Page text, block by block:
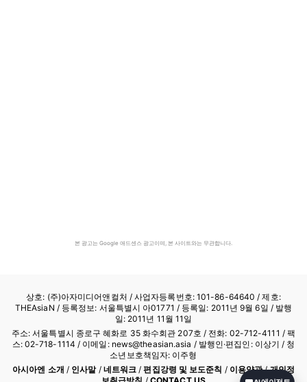
본 광고는 Google 애드센스 광고이며, 본 사이트와는 무관합니다.
상호: (주)아자미디어앤컬처 /사업자등록번호: 101-86-64640 / 제호:
THEAsiaN / 등록정보: 서울특별시 아01771 / 등록일: 2011년 9월 6일 / 발행
일: 2011년 11월 11일
주소: 서울특별시 종로구 혜화로 35 화수회관 207호 / 전화: 02-712-4111 / 팩
스: 02-718-1114 / 이메일: news@theasian.asia / 발행인·편집인: 이상기 / 청
소년보호책임자: 이주형
아시아엔 소개 / 인사말/ 네트워크 /편집강령 및 보도준칙 / 이용약관/개인정